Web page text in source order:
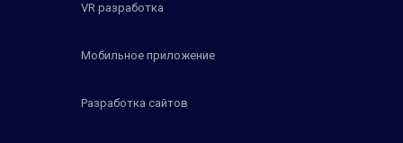
VR разработка
Мобильное приложение
Разработка сайтов